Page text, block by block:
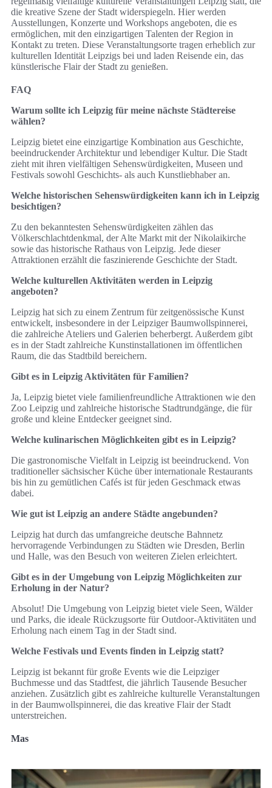
die kreative Szene der Stadt widerspiegeln. Hier werden
Ausstellungen, Konzerte und Workshops angeboten, die es
ermöglichen, mit den einzigartigen Talenten der Region in
Kontakt zu treten. Diese Veranstaltungsorte tragen erheblich zur
kulturellen Identität Leipzigs bei und laden Reisende ein, das
künstlerische Flair der Stadt zu genießen.
FAQ
Warum sollte ich Leipzig für meine nächste Städtereise
wählen?
Leipzig bietet eine einzigartige Kombination aus Geschichte,
beeindruckender Architektur und lebendiger Kultur. Die Stadt
zieht mit ihren vielfältigen Sehenswürdigkeiten, Museen und
Festivals sowohl Geschichts- als auch Kunstliebhaber an.
Welche historischen Sehenswürdigkeiten kann ich in Leipzig
besichtigen?
Zu den bekanntesten Sehenswürdigkeiten zählen das
Völkerschlachtdenkmal, der Alte Markt mit der Nikolaikirche
sowie das historische Rathaus von Leipzig. Jede dieser
Attraktionen erzählt die faszinierende Geschichte der Stadt.
Welche kulturellen Aktivitäten werden in Leipzig
angeboten?
Leipzig hat sich zu einem Zentrum für zeitgenössische Kunst
entwickelt, insbesondere in der Leipziger Baumwollspinnerei,
die zahlreiche Ateliers und Galerien beherbergt. Außerdem gibt
es in der Stadt zahlreiche Kunstinstallationen im öffentlichen
Raum, die das Stadtbild bereichern.
Gibt es in Leipzig Aktivitäten für Familien?
Ja, Leipzig bietet viele familienfreundliche Attraktionen wie den
Zoo Leipzig und zahlreiche historische Stadtrundgänge, die für
große und kleine Entdecker geeignet sind.
Welche kulinarischen Möglichkeiten gibt es in Leipzig?
Die gastronomische Vielfalt in Leipzig ist beeindruckend. Von
traditioneller sächsischer Küche über internationale Restaurants
bis hin zu gemütlichen Cafés ist für jeden Geschmack etwas
dabei.
Wie gut ist Leipzig an andere Städte angebunden?
Leipzig hat durch das umfangreiche deutsche Bahnnetz
hervorragende Verbindungen zu Städten wie Dresden, Berlin
und Halle, was den Besuch von weiteren Zielen erleichtert.
Gibt es in der Umgebung von Leipzig Möglichkeiten zur
Erholung in der Natur?
Absolut! Die Umgebung von Leipzig bietet viele Seen, Wälder
und Parks, die ideale Rückzugsorte für Outdoor-Aktivitäten und
Erholung nach einem Tag in der Stadt sind.
Welche Festivals und Events finden in Leipzig statt?
Leipzig ist bekannt für große Events wie die Leipziger
Buchmesse und das Stadtfest, die jährlich Tausende Besucher
anziehen. Zusätzlich gibt es zahlreiche kulturelle Veranstaltungen
in der Baumwollspinnerei, die das kreative Flair der Stadt
unterstreichen.
Mas